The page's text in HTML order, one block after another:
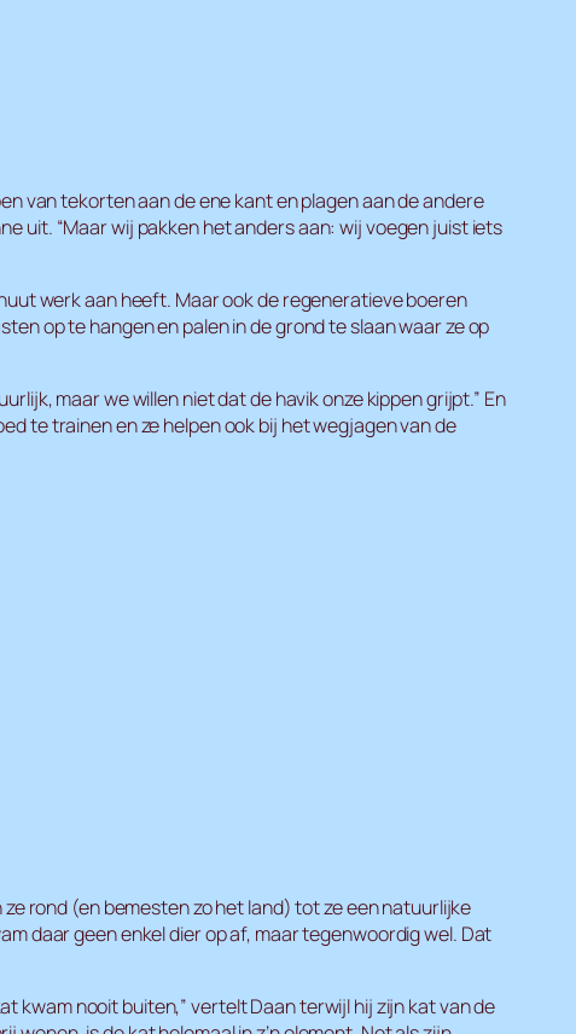
van tekorten aan de ene kant en plagen aan de andere
uit. “Maar wij pakken het anders aan: wij voegen juist iets
werk aan heeft. Maar ook de regeneratieve boeren
op te hangen en palen in de grond te slaan waar ze op
maar we willen niet dat de havik onze kippen grijpt.” En
te trainen en ze helpen ook bij het wegjagen van de
ze rond (en bemesten zo het land) tot ze een natuurlijke
daar geen enkel dier op af, maar tegenwoordig wel. Dat
kwam nooit buiten,” vertelt Daan terwijl hij zijn kat van de